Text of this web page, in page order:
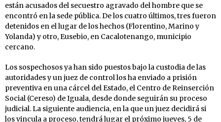
están acusados del secuestro agravado del hombre que se
encontró en la sede pública. De los cuatro últimos, tres fueron
detenidos en el lugar de los hechos (Florentino, Marino y
Yolanda) y otro, Eusebio, en Cacalotenango, municipio
cercano.
Los sospechosos ya han sido puestos bajo la custodia de las
autoridades y un juez de control los ha enviado a prisión
preventiva en una cárcel del Estado, el Centro de Reinserción
Social (Cereso) de Iguala, desde donde seguirán su proceso
judicial. La siguiente audiencia, en la que un juez decidirá si
los vincula a proceso, tendrá lugar el próximo jueves, 5 de